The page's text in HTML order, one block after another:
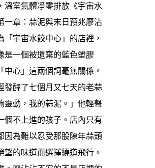
溫室氣體凈零排放《宇宙水
一章：蒜泥與末日預兆廖沾
「宇宙水餃中心」的店裡，
是一個被遺棄的藍色塑膠
中心」這兩個詞毫無關係。
發酵了七個月又七天的老蒜
靈動，我的蒜泥。」他輕聲
個不上進的孩子。店內只有
因為難以忍受那股陳年蒜頭
望的味道而選擇繞道飛行。